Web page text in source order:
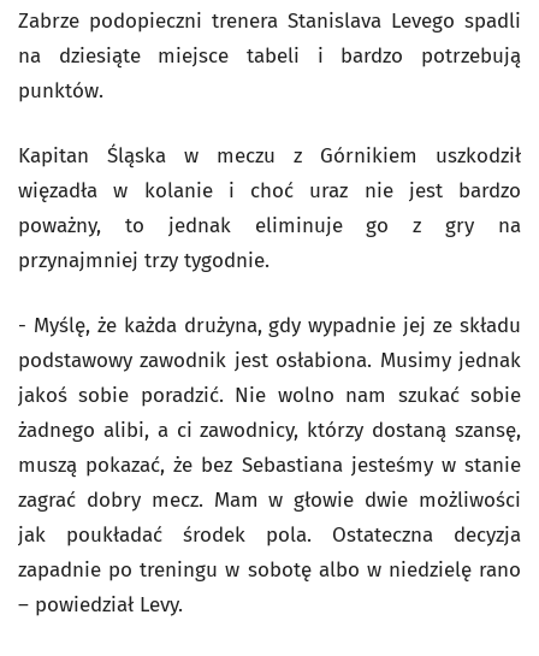
Zabrze podopieczni trenera Stanislava Levego spadli
na dziesiąte miejsce tabeli i bardzo potrzebują
punktów.
Kapitan Śląska w meczu z Górnikiem uszkodził
więzadła w kolanie i choć uraz nie jest bardzo
poważny, to jednak eliminuje go z gry na
przynajmniej trzy tygodnie.
- Myślę, że każda drużyna, gdy wypadnie jej ze składu
podstawowy zawodnik jest osłabiona. Musimy jednak
jakoś sobie poradzić. Nie wolno nam szukać sobie
żadnego alibi, a ci zawodnicy, którzy dostaną szansę,
muszą pokazać, że bez Sebastiana jesteśmy w stanie
zagrać dobry mecz. Mam w głowie dwie możliwości
jak poukładać środek pola. Ostateczna decyzja
zapadnie po treningu w sobotę albo w niedzielę rano
– powiedział Levy.